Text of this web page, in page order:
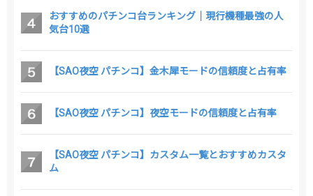
おすすめのパチンコ台ランキング｜現行機種最強の人
気台10選
【SAO夜空 パチンコ】金木犀モードの信頼度と占有率
【SAO夜空 パチンコ】夜空モードの信頼度と占有率
【SAO夜空 パチンコ】カスタム一覧とおすすめカスタ
ム